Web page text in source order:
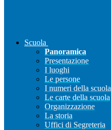
Scuola
Panoramica
Presentazione
I luoghi
Le persone
I numeri della scuola
Le carte della scuola
Organizzazione
La storia
Uffici di Segreteria